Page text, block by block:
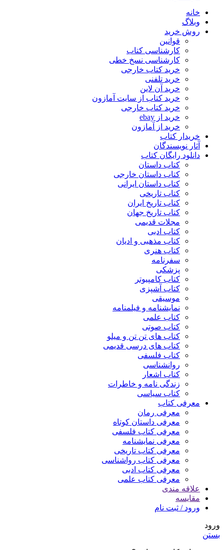
خانه
وبلاگ
روش خرید
قوانین
کارشناسی کتاب
کارشناسی نسخ خطی
خرید کتاب خارجی
خرید تلفنی
خرید آن لاین
خرید کتاب از سایت آمازون
خرید کتاب خارجی
خرید از ebay
خرید از آمازون
خریدار کتاب
آثار نویسندگان
دانلود رایگان کتاب
کتاب داستان
کتاب داستان خارجی
کتاب داستان ایرانی
کتاب تاریخی
کتاب تاریخ ایران
کتاب تاریخ جهان
مجلات قدیمی
کتاب ادبی
کتاب مذهبی و ادیان
کتاب هنری
سفرنامه
پزشکی
کتاب کامپیوتر
کتاب آشپزی
موسیقی
نمایشنامه و فیلمنامه
کتاب علمی
کتاب صوتی
کتاب های تن تن و میلو
کتاب های درسی قدیمی
کتاب فلسفی
روانشناسی
کتاب اشعار
زندگی نامه و خاطرات
کتاب سیاسی
معرفی کتاب
معرفی رمان
معرفی داستان کوتاه
معرفی کتاب فلسفی
معرفی نمایشنامه
معرفی کتاب تاریخی
معرفی کتاب رواشناسی
معرفی کتاب ادبی
معرفی کتاب علمی
علاقه مندی
مقایسه
ورود / ثبت نام
ورود
بستن